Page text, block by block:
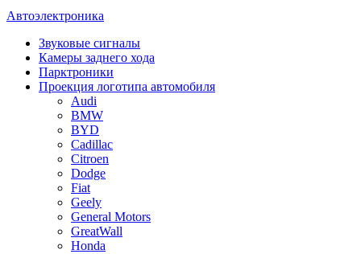
Автоэлектроника
Звуковые сигналы
Камеры заднего хода
Парктроники
Проекция логотипа автомобиля
Audi
BMW
BYD
Cadillac
Citroen
Dodge
Fiat
Geely
General Motors
GreatWall
Honda